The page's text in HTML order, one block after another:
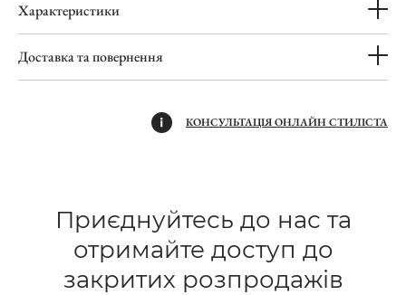
Характеристики
Доставка та повернення
КОНСУЛЬТАЦІЯ ОНЛАЙН СТИЛІСТА
Приєднуйтесь до нас та
отримайте доступ до
закритих розпродажів